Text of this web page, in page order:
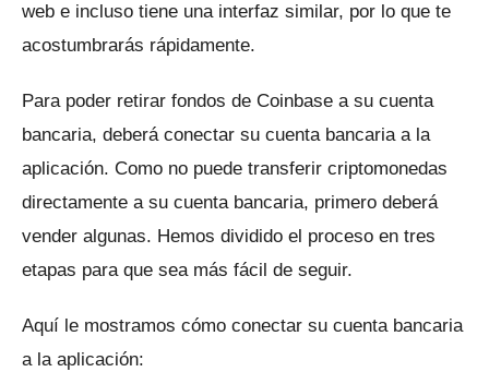
web e incluso tiene una interfaz similar, por lo que te
acostumbrarás rápidamente.
Para poder retirar fondos de Coinbase a su cuenta
bancaria, deberá conectar su cuenta bancaria a la
aplicación. Como no puede transferir criptomonedas
directamente a su cuenta bancaria, primero deberá
vender algunas. Hemos dividido el proceso en tres
etapas para que sea más fácil de seguir.
Aquí le mostramos cómo conectar su cuenta bancaria
a la aplicación: